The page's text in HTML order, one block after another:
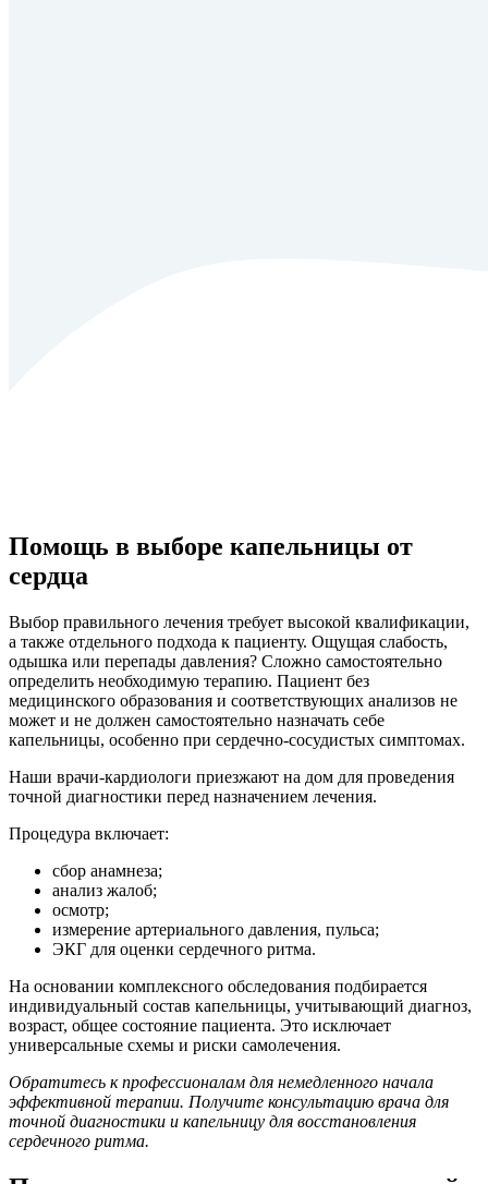
Помощь в выборе капельницы от
сердца
Выбор правильного лечения требует высокой квалификации,
а также отдельного подхода к пациенту. Ощущая слабость,
одышка или перепады давления? Сложно самостоятельно
определить необходимую терапию. Пациент без
медицинского образования и соответствующих анализов не
может и не должен самостоятельно назначать себе
капельницы, особенно при сердечно-сосудистых симптомах.
Наши врачи-кардиологи приезжают на дом для проведения
точной диагностики перед назначением лечения.
Процедура включает:
сбор анамнеза;
анализ жалоб;
осмотр;
измерение артериального давления, пульса;
ЭКГ для оценки сердечного ритма.
На основании комплексного обследования подбирается
индивидуальный состав капельницы, учитывающий диагноз,
возраст, общее состояние пациента. Это исключает
универсальные схемы и риски самолечения.
Обратитесь к профессионалам для немедленного начала
эффективной терапии. Получите консультацию врача для
точной диагностики и капельницу для восстановления
сердечного ритма.